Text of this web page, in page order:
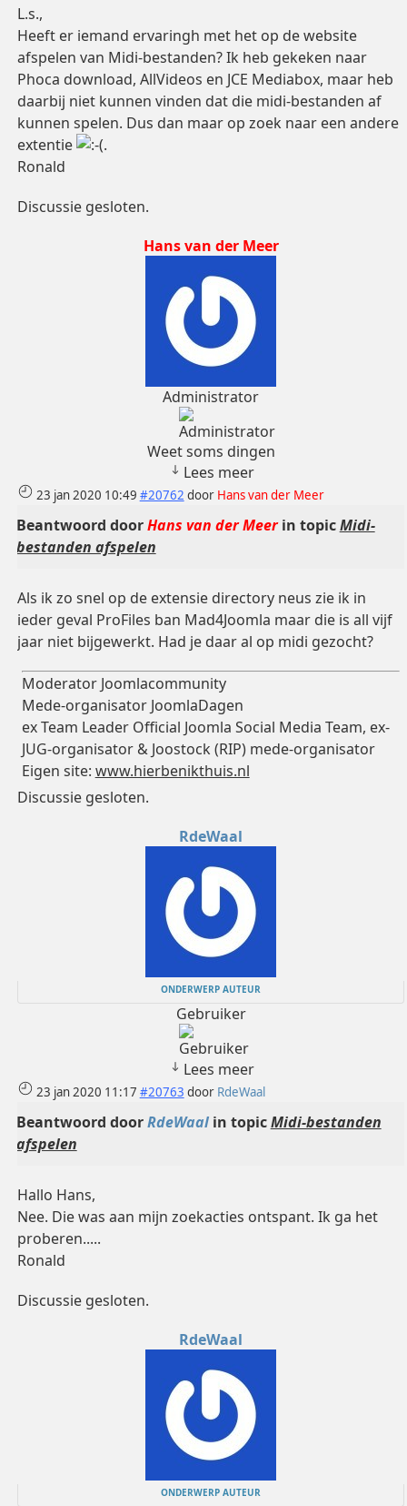
L.s.,
Heeft er iemand ervaringh met het op de website
afspelen van Midi-bestanden? Ik heb gekeken naar
Phoca download, AllVideos en JCE Mediabox, maar heb
daarbij niet kunnen vinden dat die midi-bestanden af
kunnen spelen. Dus dan maar op zoek naar een andere
extentie
.
Ronald
Discussie gesloten.
Hans van der Meer
Administrator
Weet soms dingen
Lees meer
23 jan 2020 10:49 #20762 door Hans van der Meer
Beantwoord doorHans van der Meerin topicMidi-
bestanden afspelen
Als ik zo snel op de extensie directory neus zie ik in
ieder geval ProFiles ban Mad4Joomla maar die is all vijf
jaar niet bijgewerkt. Had je daar al op midi gezocht?
Moderator Joomlacommunity
Mede-organisator JoomlaDagen
ex Team Leader Official Joomla Social Media Team, ex-
JUG-organisator & Joostock (RIP) mede-organisator
Eigen site: www.hierbenikthuis.nl
Discussie gesloten.
RdeWaal
ONDERWERP AUTEUR
Gebruiker
Lees meer
23 jan 2020 11:17 #20763 door RdeWaal
Beantwoord doorRdeWaalin topicMidi-bestanden
afspelen
Hallo Hans,
Nee. Die was aan mijn zoekacties ontspant. Ik ga het
proberen.....
Ronald
Discussie gesloten.
RdeWaal
ONDERWERP AUTEUR